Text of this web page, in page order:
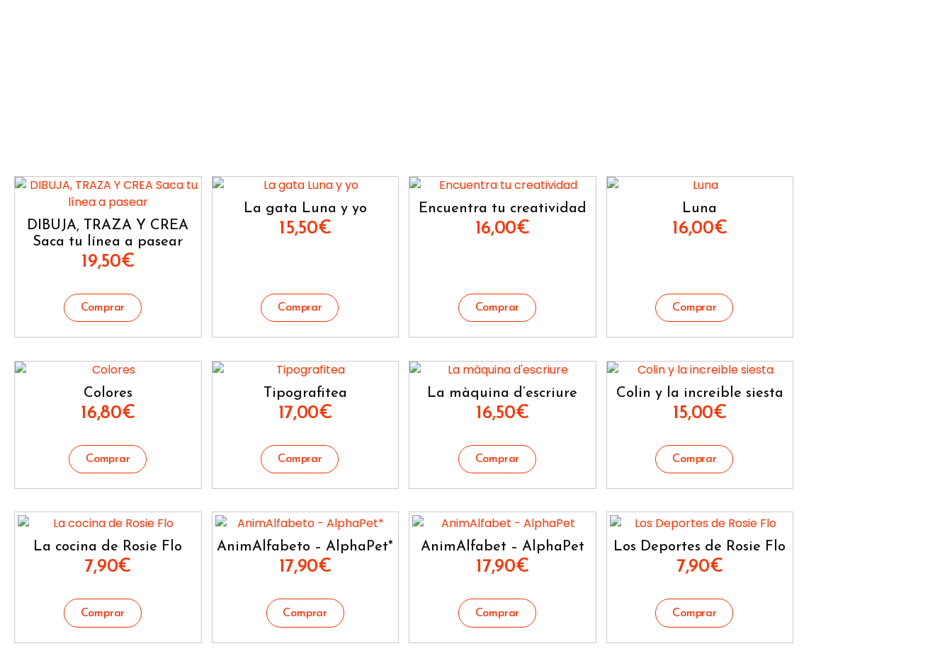
DIBUJA, TRAZA Y CREA
Saca tu línea a pasear
19,50€
La gata Luna y yo
15,50€
Encuentra tu creatividad
16,00€
Luna
16,00€
Colores
16,80€
Tipografitea
17,00€
La màquina d’escriure
16,50€
Colin y la increible siesta
15,00€
La cocina de Rosie Flo
7,90€
AnimAlfabeto – AlphaPet*
17,90€
AnimAlfabet – AlphaPet
17,90€
Los Deportes de Rosie Flo
7,90€